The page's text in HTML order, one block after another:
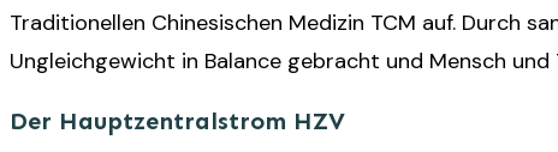
Traditionellen Chinesischen Medizin TCM auf. Durch
Ungleichgewicht in Balance gebracht und Mensch
Der Hauptzentralstrom HZV